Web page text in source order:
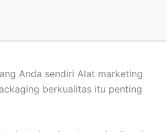
Anda sendiri Alat marketing
berkualitas itu penting